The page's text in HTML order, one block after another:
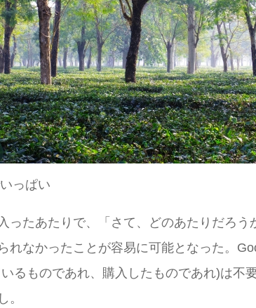
っぱい
ったあたりで、「さて、どのあたりだろ
れなかったことが容易に可能となった。
るものであれ、購入したものであれ)は
。